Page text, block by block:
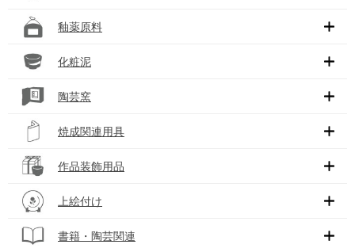
釉薬原料
化粧泥
陶芸窯
焼成関連用具
作品装飾用品
上絵付け
書籍・陶芸関連